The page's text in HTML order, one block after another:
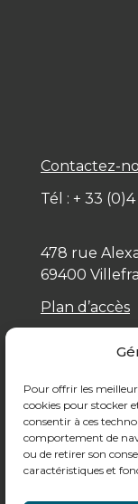
Pour offrir les
cookies pour stocker
consentir à ces
comportement de
ou de retirer son
caractéristiques et
Contactez-
Tél : + 33
478 rue
69400
Plan d’accès